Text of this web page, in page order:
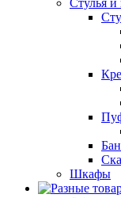
Стулья и
Шкафы